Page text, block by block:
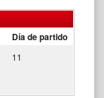
Día de partido
11